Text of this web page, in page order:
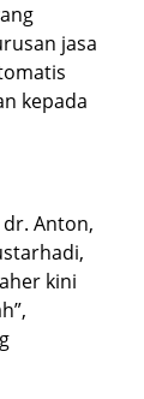
jasa
kepada
Anton,
kini